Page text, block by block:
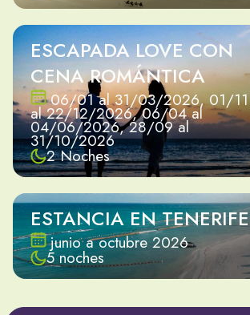
ESCAPADA LOVE CON
CENA ROMÁNTICA
06/01 al 31/03/2026, 01/11
al 22/12/2026, 06/04 al
04/06/2026, 28/09 al
31/10/2026
2 Noches
ESTANCIA EN TENERIFE
junio a octubre 2026
5 noches